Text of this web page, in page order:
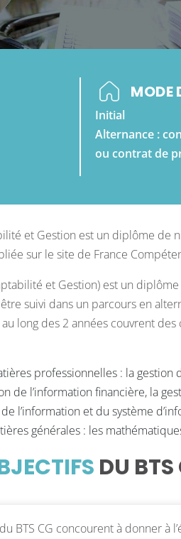
MODE
Initial
Alternance :
ou contrat de
et Gestion est un diplôme de
sur le site de France
et Gestion) est un
être suivi dans un parcours en
long des 2 années couvrent
professionnelles : la
de l’information financière, la
l’information et du système
générales : les
DU
BTS CG concourent à donner à